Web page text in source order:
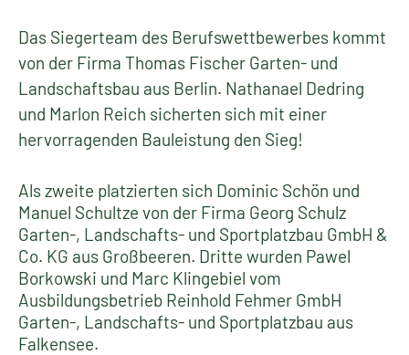
Das Siegerteam des Berufswettbewerbes kommt
von der Firma Thomas Fischer Garten- und
Landschaftsbau aus Berlin. Nathanael Dedring
und Marlon Reich sicherten sich mit einer
hervorragenden Bauleistung den Sieg!
Als zweite platzierten sich Dominic Schön und
Manuel Schultze von der Firma Georg Schulz
Garten-, Landschafts- und Sportplatzbau GmbH &
Co. KG aus Großbeeren. Dritte wurden Pawel
Borkowski und Marc Klingebiel vom
Ausbildungsbetrieb Reinhold Fehmer GmbH
Garten-, Landschafts- und Sportplatzbau aus
Falkensee.